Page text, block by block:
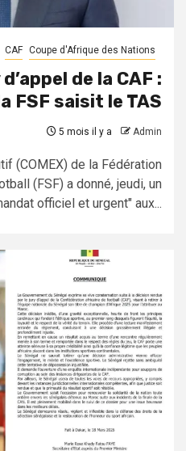
CAF Coupe d'Afrique des Nations
de la CAF :
FSF saisit le TAS
5 mois il y a Admin
(COMEX) de la Fédération
(FSF) a donné, jeudi, un
officiel et urgent" aux...